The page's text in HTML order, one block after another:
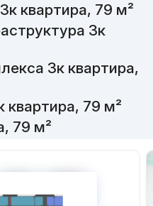
квартира, 79 м²
3к
3к квартира,
квартира, 79 м²
79 м²